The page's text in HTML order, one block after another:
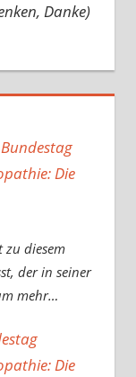
Danke)
Bundestag
Die
zu diesem
der in seiner
mehr…
Die